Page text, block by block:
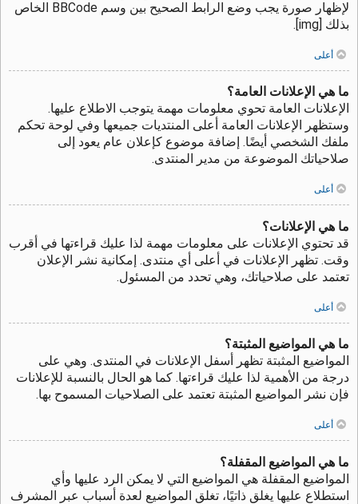
لإظهار صورة يجب وضع الرابط الصحيح بين وسم BBCode الخاص
بذلك [img].
أعلى
ما هي الإعلانات العامة؟
الإعلانات العامة تحوي معلومات مهمة يتوجب الاطلاع عليها.
وستظهر الإعلانات العامة أعلى المنتديات جميعها وفي لوحة تحكم
ملفك الشخصي أيضًا. إضافة موضوع كإعلان عام يعود إلى
صلاحياتك الموضوعة من مدير المنتدى.
أعلى
ما هي الإعلانات؟
قد تحتوي الإعلانات على معلومات مهمة لذا عليك قراءتها في أقرب
وقت. تظهر الإعلانات في أعلى أي منتدى. إمكانية نشر الإعلان
تعتمد على صلاحياتك، وهي تحدد من المسئول.
أعلى
ما هي المواضيع المثبتة؟
المواضيع المثبتة تظهر أسفل الإعلانات في المنتدى. وهي على
درجة من الأهمية لذا عليك قراءتها. كما هو الحال بالنسبة للإعلانات
فإن نشر المواضيع المثبتة تعتمد على الصلاحيات المسموح بها.
أعلى
ما هي المواضيع المقفلة؟
المواضيع المقفلة هي المواضيع التي لا يمكن الرد عليها وأي
استطلاع عليها يغلق ذاتيًا، تغلق المواضيع لعدة أسباب عبر المشرف